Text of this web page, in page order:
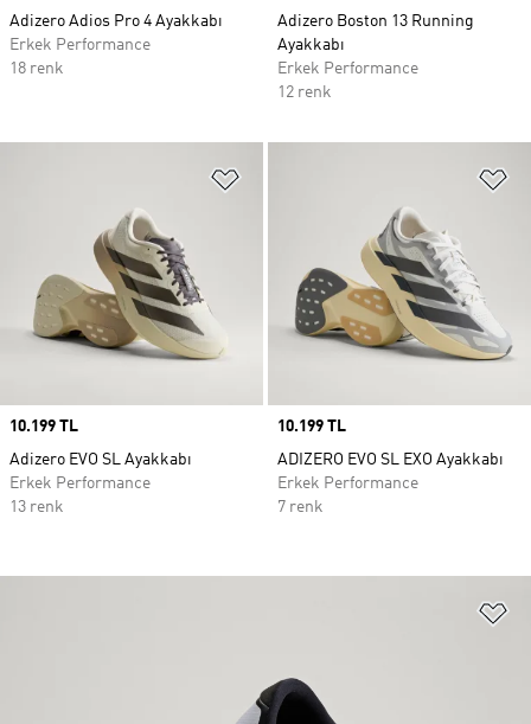
Adizero Adios Pro 4 Ayakkabı
Erkek Performance
18 renk
Adizero Boston 13 Running
Ayakkabı
Erkek Performance
12 renk
Price
10.199 TL
Adizero EVO SL Ayakkabı
Erkek Performance
13 renk
Price
10.199 TL
ADIZERO EVO SL EXO Ayakkabı
Erkek Performance
7 renk